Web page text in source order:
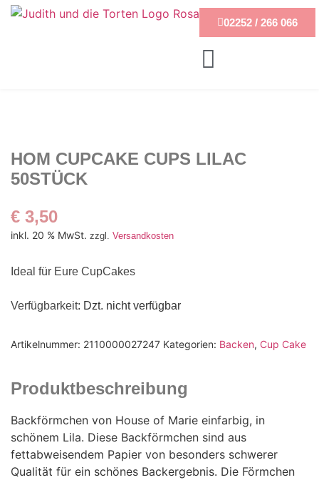
02252 / 266 066
HOM CUPCAKE CUPS LILAC
50STÜCK
€ 3,50
inkl. 20 % MwSt. zzgl. Versandkosten
Ideal für Eure CupCakes
Verfügbarkeit: Dzt. nicht verfügbar
Artikelnummer: 2110000027247 Kategorien: Backen, Cup Cake
Produktbeschreibung
Backförmchen von House of Marie einfarbig, in
schönem Lila. Diese Backförmchen sind aus
fettabweisendem Papier von besonders schwerer
Qualität für ein schönes Backergebnis. Die Förmchen